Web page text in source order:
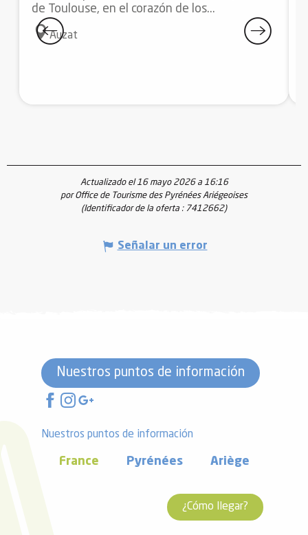
de Toulouse, en el corazón de los...
Auzat
Actualizado el 16 mayo 2026 a 16:16
por Office de Tourisme des Pyrénées Ariégeoises
(Identificador de la oferta : 7412662)
Señalar un error
Nuestros puntos de información
Nuestros puntos de información
France Pyrénées Ariège
¿Cómo llegar?